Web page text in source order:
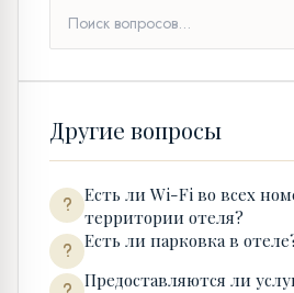
Другие вопросы
Есть ли Wi-Fi во всех
территории отеля?
Есть ли парковка в
Предоставляются ли